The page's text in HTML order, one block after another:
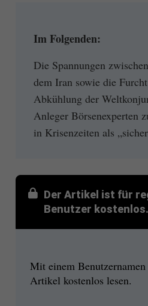
Im Folgenden:
Die Spannungen
dem Iran sowie die
Abkühlung der
Anleger Börsenexperten
in Krisenzeiten als
Der Artikel ist für
Benutzer kostenlos.
Mit einem Benutzernamen
Artikel kostenlos lesen.